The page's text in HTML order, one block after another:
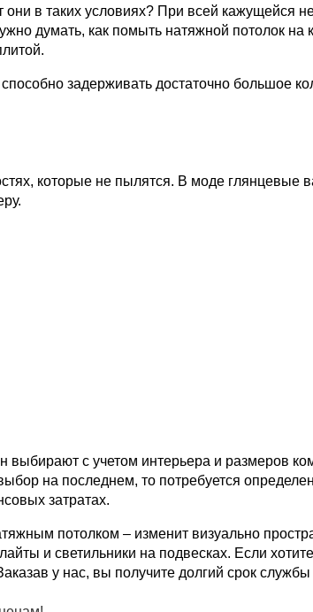
они в таких условиях? При всей кажущейся
думать, как помыть натяжной потолок
задерживать достаточно большое
которые не пылятся. В моде глянцевые
выбирают с учетом интерьера и размеров
на последнем, то потребуется
затратах.
потолком – изменит визуально
и светильники на подвесках. Если
у нас, вы получите долгий срок